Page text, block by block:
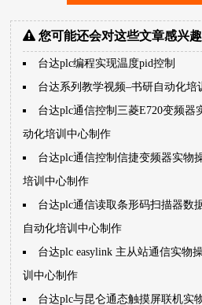
您可能还会对这些文章感兴趣
台达plc编程实现温度pid控制
台达系列教学视频–书研自动化培
台达plc通信控制三菱E720变频器
动化培训中心制作
台达plc通信控制信捷变频器实物
培训中心制作
台达plc通信读取条形码扫描器数
自动化培训中心制作
台达plc easylink 主从站通信实物
训中心制作
台达plc与昆仑通态触摸屏联机实